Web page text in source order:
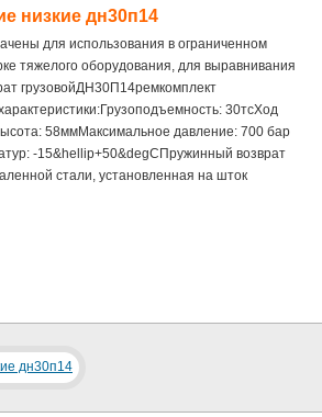
низкие дн30п14
для использования в ограниченном
тяжелого оборудования, для выравнивания
грузовойДН30П14ремкомплект
30тсХод
58ммМаксимальное давление: 700 бар
-15&hellip+50&degСПружинный возврат
стали, установленная на шток